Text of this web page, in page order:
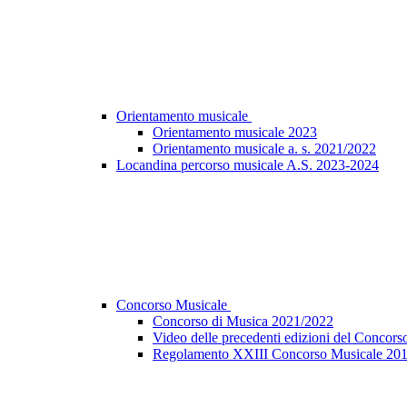
Orientamento musicale
Orientamento musicale 2023
Orientamento musicale a. s. 2021/2022
Locandina percorso musicale A.S. 2023-2024
Concorso Musicale
Concorso di Musica 2021/2022
Video delle precedenti edizioni del
Regolamento XXIII Concorso Musicale